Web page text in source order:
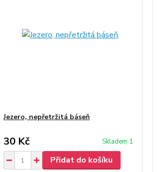
Jezero, nepřetržitá báseň
30 Kč Skladem 1
Přidat do košíku